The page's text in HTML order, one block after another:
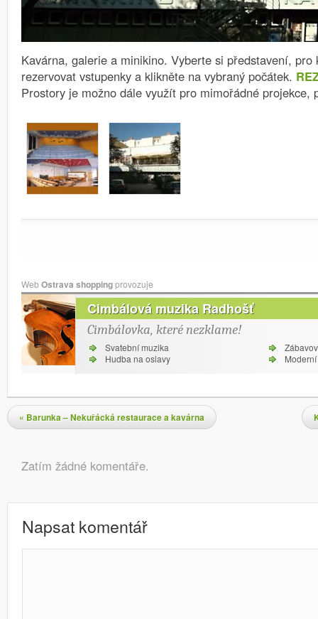
Kavárna, galerie a minikino. Vyberte si představení, pro
rezervovat vstupenky a klikněte na vybraný počátek.
Prostory je možno dále využít pro mimořádné
WebOstrava shoppingprovozuje
Cimbálová muzika Radhošť
Cimbálovka, které nezklame!
Svatební muzika
Hudba na oslavy
Navigace pro příspěvky
« Barunka – Nekuřácká restaurace a kavárna
Komentáře
Zatím žádné komentáře.
Napsat komentář